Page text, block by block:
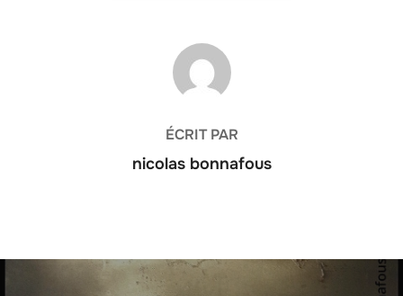
AUTEUR DE LA PUBLICATION
ÉCRIT PAR
nicolas bonnafous
Navigation